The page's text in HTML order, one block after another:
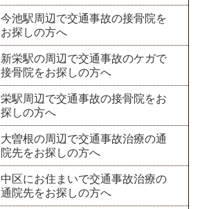
今池駅周辺で交通事故の接骨院を
お探しの方へ
新栄駅の周辺で交通事故のケガで
接骨院をお探しの方へ
栄駅周辺で交通事故の接骨院をお
探しの方へ
大曽根の周辺で交通事故治療の通
院先をお探しの方へ
中区にお住まいで交通事故治療の
通院先をお探しの方へ